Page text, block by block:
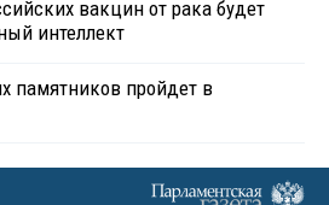
вакцин от рака будет
интеллект
памятников пройдет в